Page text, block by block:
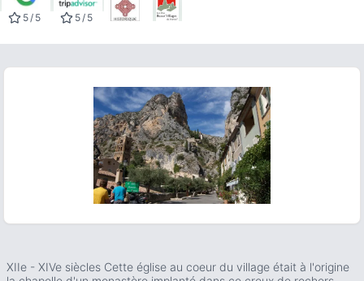
5/ 5 5/ 5
XIIe - XIVe siècles Cette église au coeur du village était à l'origine